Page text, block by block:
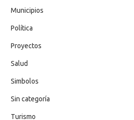
Municipios
Política
Proyectos
Salud
Simbolos
Sin categoría
Turismo